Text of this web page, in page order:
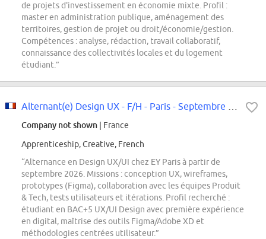
de projets d'investissement en économie mixte. Profil :
master en administration publique, aménagement des
territoires, gestion de projet ou droit/économie/gestion.
Compétences : analyse, rédaction, travail collaboratif,
connaissance des collectivités locales et du logement
étudiant.”
Company not shown | France
Apprenticeship, Creative, French
“Alternance en Design UX/UI chez EY Paris à partir de
septembre 2026. Missions : conception UX, wireframes,
prototypes (Figma), collaboration avec les équipes Produit
& Tech, tests utilisateurs et itérations. Profil recherché :
étudiant en BAC+5 UX/UI Design avec première expérience
en digital, maîtrise des outils Figma/Adobe XD et
méthodologies centrées utilisateur.”